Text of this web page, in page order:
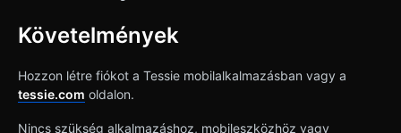
Követelmények
Hozzon létre fiókot a Tessie mobilalkalmazásban vagy a
tessie.com oldalon.
Nincs szükség alkalmazáshoz, mobileszközhöz vagy